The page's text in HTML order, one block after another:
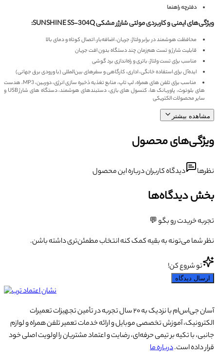
دفترچه راهنما
ویژگی‌های ایمنی و کاربردی مولتی شارژر مشکی SUNSHINE SS-304Q:
محافظت هوشمند در برابر ولتاژ، جریان، اضافه‌بار، اتصال کوتاه و دمای بالا
قابلیت شارژ و تست هم‌زمان چند دستگاه بدون افت جریان
مناسب برای تست ولتاژ، باتری و راه‌اندازی برد گوشی
ایده‌آل برای استفاده خانگی، اداری، کارگاهی و سفرهای بین‌المللی (با ورودی برق جهانی)
مناسب برای تلفن های همراه، لپ تاپ، منابع تغذیه ذخیره سازی انرژی، دوربین، MP3، هدست
های بلوتوث، پاوربانک ها، کنسول های بازی، دستبندهای هوشمند، دستگاه های شارژ USB و
سایر محصولات الکتریکی
مشاهده بیشتر
ویژگی‌های محصول
نظرها دیدگاه کاربران درباره این محصول
بخش دیدگاه‌ها
تجربه خریدت رو بگو 💬
نظر شما می‌تونه به بقیه کمک کنه انتخاب مطمئن‌تری داشته باشن.
تو شروع کن!
ارسال دیدگاه
آسان جی‌اس‌ام با نزدیک به ۲۰ سال تجربه در تأمین تجهیزات تعمیرات
الکترونیک، آموزش تخصصی موبایل و ارائه خدمات تعمیر تلفن همراه و لوازم
جانبی، با تکیه بر تیمی حرفه‌ای، رضایت و اعتماد مشتریان را اولویت اصلی خود
قرار داده است.درباره ما